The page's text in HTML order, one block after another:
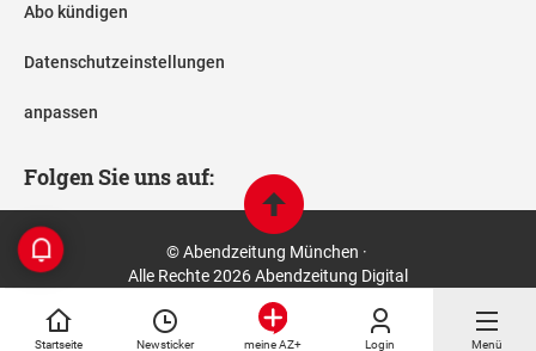
Startseite Newsticker meine AZ+ Login Menü
Abo kündigen
Datenschutzeinstellungen
anpassen
Folgen Sie uns auf:
© Abendzeitung München ·
Alle Rechte 2026 Abendzeitung Digital